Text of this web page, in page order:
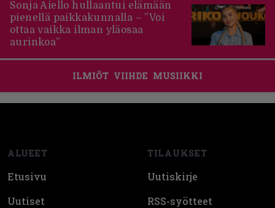
Sonja Aiello hullaantui elämään
pienellä paikkakunnalla – ”Voi
ottaa vaikka ilman yläosaa
aurinkoa”
ILMIÖT VIIHDE MUSIIKKI
ALUEET
Etusivu
Uutiset
TILAUKSET
Uutiskirje
RSS-syötteet